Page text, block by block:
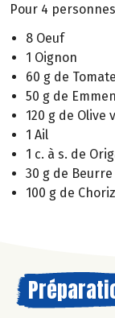
Pour 4 personnes
8 Oeuf
1 Oignon
60 g de
50 g de
120 g de Olive
1 Ail
1 c. à s. de
30 g de
100 g de